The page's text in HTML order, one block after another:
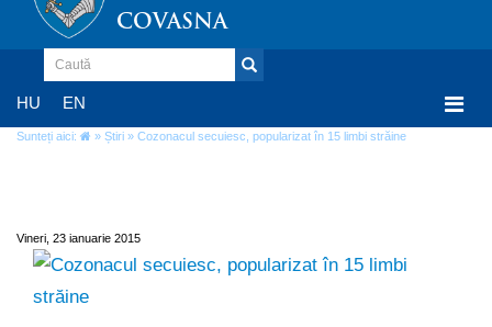
COVASNA
HU EN
Sunteți aici: » Știri » Cozonacul secuiesc, popularizat în 15 limbi străine
Vineri, 23 ianuarie 2015